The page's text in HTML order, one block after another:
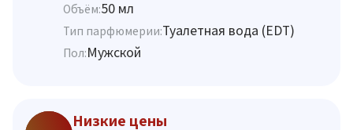
Объём:50 мл
Тип парфюмерии:Туалетная вода (EDT)
Пол:Мужской
Низкие цены